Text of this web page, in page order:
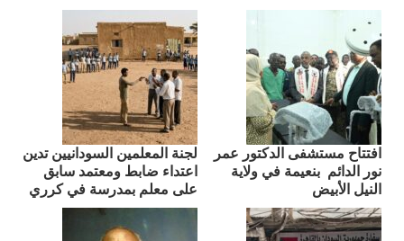
افتتاح مستشفى الدكتور عمر
نور الدائم بنعيمة في ولاية
النيل الأبيض
لجنة المعلمين السودانيين تدين
اعتداء ضابط ومعتمد سابق
على معلم بمدرسة في كرري